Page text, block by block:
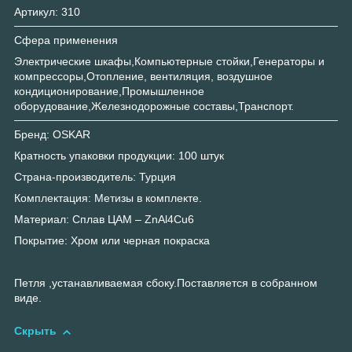
Артикул: 310
Сфера применения
Электрические шкафы,Компьютерные стойки,Генераторы и
компрессоры,Отопление, вентиляция, воздушное
кондиционирование,Промышленное
оборудование,Железнодорожные составы,Транспорт.
Бренд: OSKAR
Кратность упаковки продукции: 100 штук
Страна-производитель: Турция
Комплектация: Метизы в комплекте.
Материал: Сплав ЦАМ – ZnAl4Cu6
Покрытие: Хром или черная покраска
Петля ,устанавливаемая сбоку.Поставляется в собранном
виде.
Скрыть